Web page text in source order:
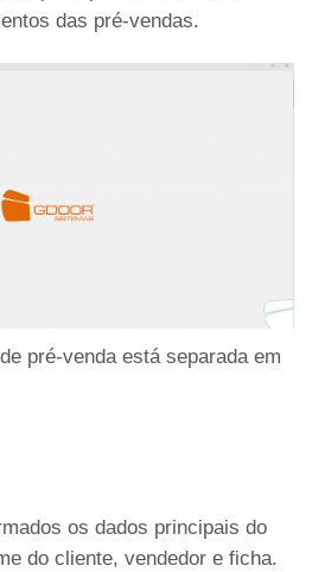
das pré-vendas.
pré-venda está separada em
os dados principais do
do cliente, vendedor e ficha.